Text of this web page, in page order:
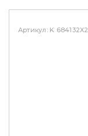
Артикул: K 684132X2